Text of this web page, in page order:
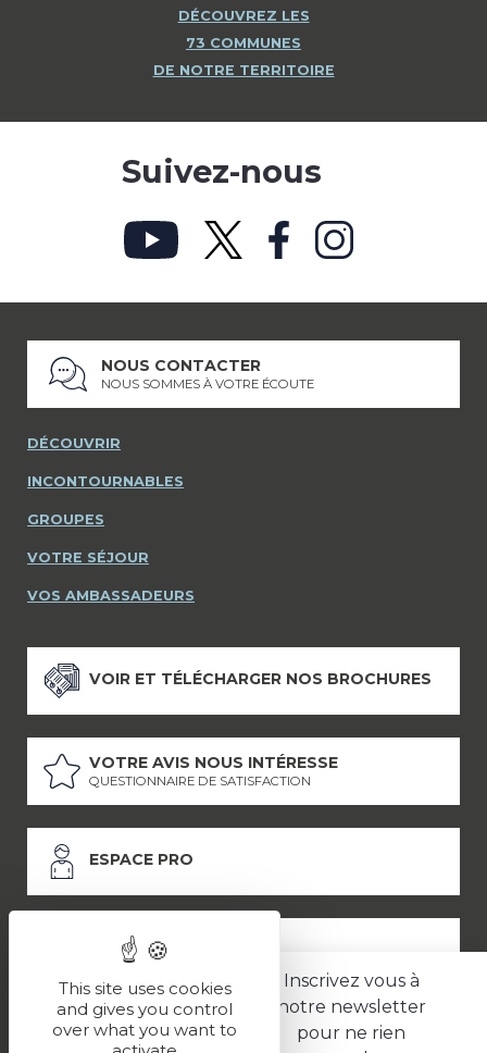
Inscrivez vous à
notre newsletter
pour ne rien
DÉCOUVREZ LES
73 COMMUNES
DE NOTRE TERRITOIRE
Suivez-nous
NOUS CONTACTER
NOUS SOMMES À VOTRE ÉCOUTE
DÉCOUVRIR
INCONTOURNABLES
GROUPES
VOTRE SÉJOUR
VOS AMBASSADEURS
VOIR ET TÉLÉCHARGER NOS BROCHURES
VOTRE AVIS NOUS INTÉRESSE
QUESTIONNAIRE DE SATISFACTION
ESPACE PRO
ESPACE PRESSE
LES PARTENAIRES
This site uses cookies
and gives you control
over what you want to